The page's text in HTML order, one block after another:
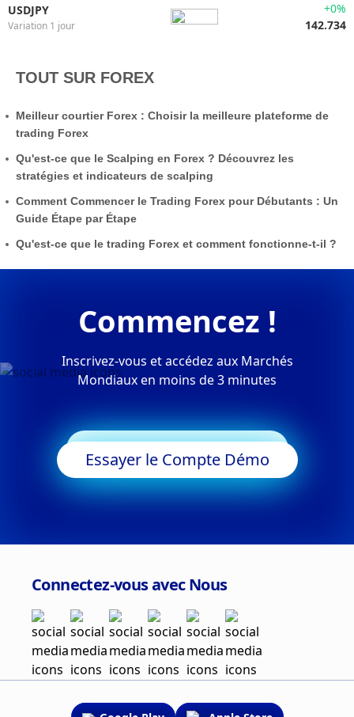
USDJPY
Variation 1 jour
+0%
142.734
TOUT SUR FOREX
Meilleur courtier Forex : Choisir la meilleure plateforme de
trading Forex
Qu'est-ce que le Scalping en Forex ? Découvrez les
stratégies et indicateurs de scalping
Comment Commencer le Trading Forex pour Débutants : Un
Guide Étape par Étape
Qu'est-ce que le trading Forex et comment fonctionne-t-il ?
Commencez !
Inscrivez-vous et accédez aux Marchés
Mondiaux en moins de 3 minutes
Commencer à Trader
Essayer le Compte Démo
Connectez-vous avec Nous